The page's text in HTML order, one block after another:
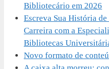
Bibliotecário em 2026
Escreva Sua História
Carreira com a
Bibliotecas
Novo formato de